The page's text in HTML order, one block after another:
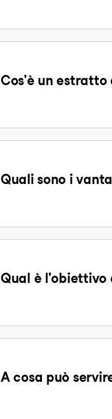
Cos'è un estratto
Quali sono i
Qual è l'obiettivo
A cosa può